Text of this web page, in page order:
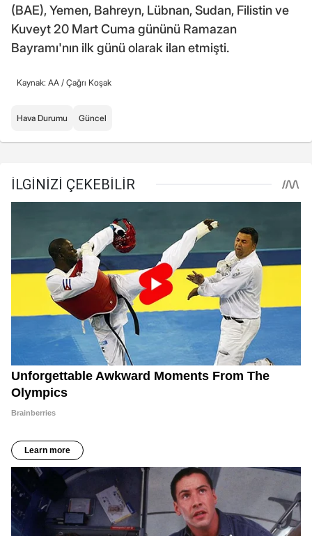
(BAE), Yemen, Bahreyn, Lübnan, Sudan, Filistin ve
Kuveyt 20 Mart Cuma gününü Ramazan
Bayramı'nın ilk günü olarak ilan etmişti.
Kaynak: AA / Çağrı Koşak
Hava Durumu Güncel